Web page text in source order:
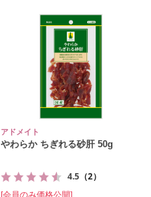
アドメイト
やわらか ちぎれる砂肝 50g
4.5 （2）